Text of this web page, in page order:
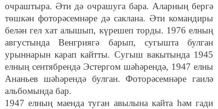
очраштыра. Әти дә очрашуга бара. Аларның бергә
төшкән фоторәсемнәре дә саклана. Әти командиры
белән гел хат алышып, күрешеп торды. 1976 елның
августында Венгриягә барып, сугышта булган
урыннарын карап кайтты. Сугыш вакытында 1945
елның сентябрендә Эстергом шәһәрендә, 1947 елны
Ананьев шәһәрендә булган. Фоторәсемнәре гаилә
альбомында бар.
1947 елның маенда туган авылына кайта һәм гади